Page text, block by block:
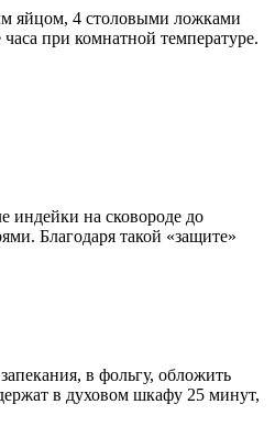
яйцом, 4 столовыми ложками
при комнатной температуре.
индейки на сковороде до
Благодаря такой «защите»
в фольгу, обложить
в духовом шкафу 25 минут,